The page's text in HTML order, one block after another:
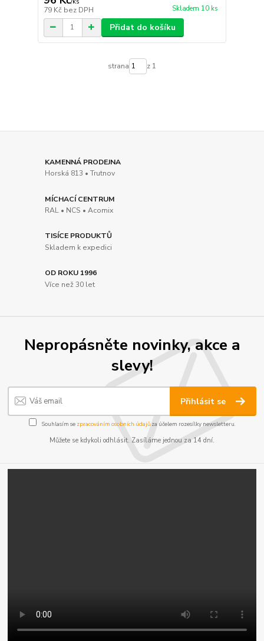
79 Kč bez DPH Skladem 10 ks
Přidat do košíku
strana z 1
KAMENNÁ PRODEJNA
Horská 813 • Trutnov
MÍCHACÍ CENTRUM
RAL • NCS • Acomix
TISÍCE PRODUKTŮ
Skladem k expedici
OD ROKU 1996
Více než 30 let
Nepropásněte novinky, akce a
slevy!
Přihlásit se
Souhlasím se zpracováním osobních údajůza účelem rozesílky newsletteru.
Můžete se kdykoli odhlásit. Zasíláme jednou za 14 dní.